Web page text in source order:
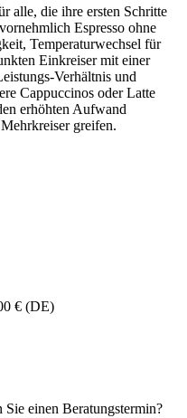
alle, die ihre ersten Schritte
Espresso ohne
Temperaturwechsel für
Einkreiser mit einer
Verhältnis und
Cappuccinos oder Latte
erhöhten Aufwand
greifen.
€ (DE)
einen Beratungstermin?